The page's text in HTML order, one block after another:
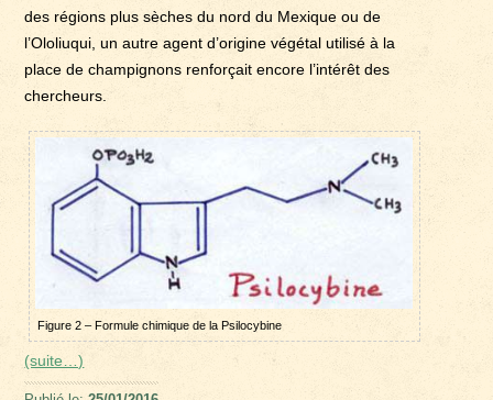
des régions plus sèches du nord du Mexique ou de
l’Ololiuqui, un autre agent d’origine végétal utilisé à la
place de champignons renforçait encore l’intérêt des
chercheurs.
Figure 2 – Formule chimique de la Psilocybine
(suite…)